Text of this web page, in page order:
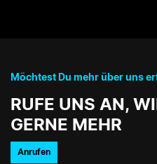
Möchtest Du mehr über uns
RUFE UNS AN,
GERNE MEHR
Anrufen